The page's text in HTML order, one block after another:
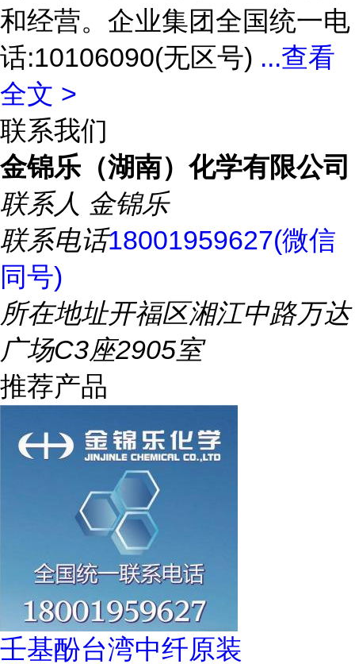
和经营。企业集团全国统一电
话:10106090(无区号) ...查看
全文 >
联系我们
金锦乐（湖南）化学有限公司
联系人 金锦乐
联系电话18001959627(微信
同号)
所在地址开福区湘江中路万达
广场C3座2905室
推荐产品
壬基酚台湾中纤原装